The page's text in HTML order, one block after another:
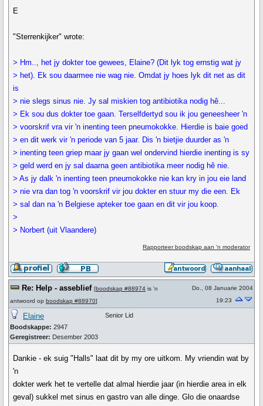
E
"Sterrenkijker" wrote:
> Hm.., het jy dokter toe gewees, Elaine? (Dit lyk tog ernstig wat jy
> het). Ek sou daarmee nie wag nie. Omdat jy hoes lyk dit net as dit
is
> nie slegs sinus nie. Jy sal miskien tog antibiotika nodig hê...
> Ek sou dus dokter toe gaan. Terselfdertyd sou ik jou geneesheer 'n
> voorskrif vra vir 'n inenting teen pneumokokke. Hierdie is baie goed
> en dit werk vir 'n periode van 5 jaar. Dis 'n bietjie duurder as 'n
> inenting teen griep maar jy gaan wel ondervind hierdie inenting is sy
> geld werd en jy sal daarna geen antibiotika meer nodig hê nie.
> As jy dalk 'n inenting teen pneumokokke nie kan kry in jou eie land
> nie vra dan tog 'n voorskrif vir jou dokter en stuur my die een. Ek
> sal dan na 'n Belgiese apteker toe gaan en dit vir jou koop.
>
> Norbert (uit Vlaandere)
Rapporteer boodskap aan 'n moderator
Re: Help - asseblief [boodskap #88974 is 'n
antwoord op boodskap #88970]
Do., 08 Januarie 2004
19:23
Elaine
Boodskappe: 2947
Geregistreer: Desember 2003
Senior Lid
Dankie - ek suig "Halls" laat dit by my ore uitkom. My vriendin wat by
'n
dokter werk het te vertelle dat almal hierdie jaar (in hierdie area in elk
geval) sukkel met sinus en gastro van alle dinge. Glo die onaardse